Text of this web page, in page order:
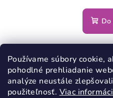
Používame súbory cookie,
pohodlné prehliadanie
analýze neustále
použiteľnosť. Viac
Do